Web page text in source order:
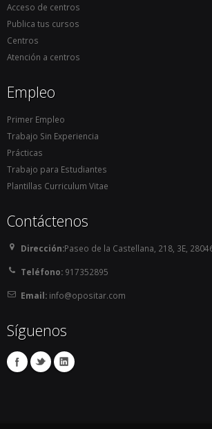
Acceso de centros
Publica tus cursos
Centros
Atención a centros
Empleo
Primer Empleo
Trabajo Sin Experiencia
Prácticas
Trabajo para Estudiantes
Plantillas Curriculum Vitae
Contáctenos
Dirección:Paseo de la Castellana, 218, 3E,
Teléfono: 917352895
Email:info@opositar.com
Síguenos